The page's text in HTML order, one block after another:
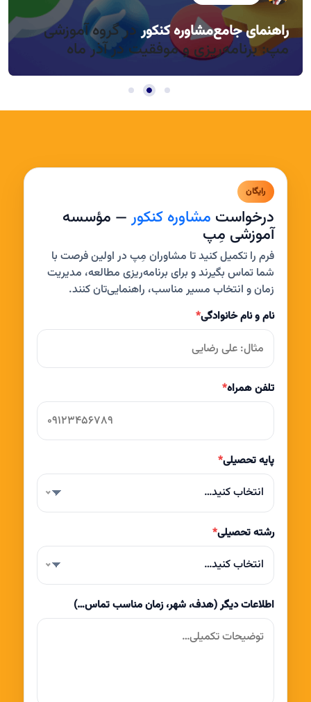
مدیریت خواب و بی‌حوصلگی در این فصل
راهنمای جامعمشاوره کنکوردر گروه آموزشی
مپ: برنامه‌ریزی و موفقیت در آذر ماه
راندمان بالا در روزهای کوتاه آذر، چطور؟
رایگان
درخواست مشاوره کنکور— مؤسسه
آموزشی مِپ
فرم را تکمیل کنید تا مشاوران مِپ در اولین فرصت با
شما تماس بگیرند و برای برنامه‌ریزی مطالعه، مدیریت
زمان و انتخاب مسیر مناسب، راهنمایی‌تان کنند.
نام و نام خانوادگی*
تلفن همراه*
پایه تحصیلی*
انتخاب کنید…
رشته تحصیلی*
انتخاب کنید…
اطلاعات دیگر (هدف، شهر، زمان مناسب تماس…)